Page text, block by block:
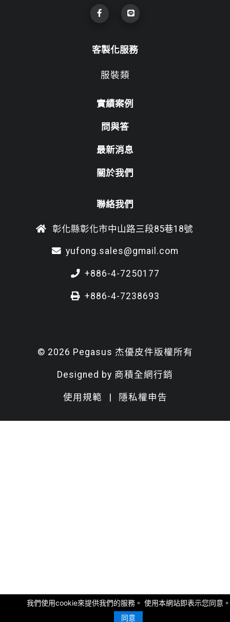
客製化服務
服裝類
實績案例
問與答
最新消息
關於我們
聯絡我們
彰化縣彰化市中山路三段85巷18號
yufong.sales@gmail.com
+886-4-7250177
+886-4-7238693
© 2026 Pegasus 杰優皮件版權所有
Designed by 商積全網行銷
使用規範 | 隱私權申告
我們使用cookie來提供我們的服務。 使用本網站即表示您同意。
同意